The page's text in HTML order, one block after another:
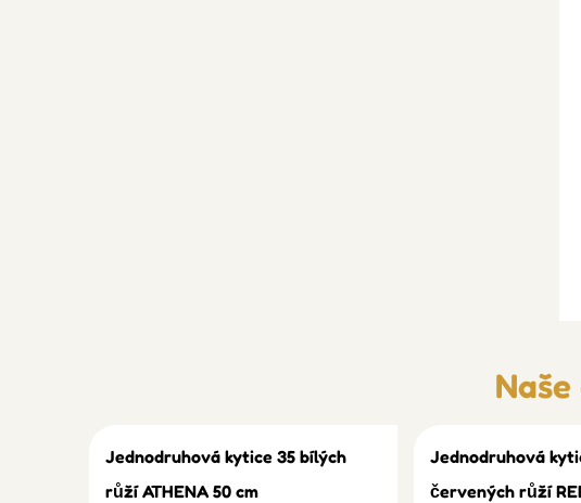
Jednodruhová kytice 35 bílých
růží ATHENA 50 cm
Jednodruhová
červených růží